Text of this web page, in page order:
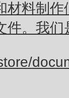
材料制
件。我